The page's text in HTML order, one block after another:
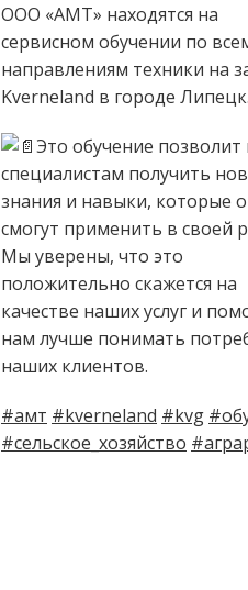
ООО «АМТ» находятся на
сервисном обучении по
направлениям техники на
Kverneland в городе Липецк.
Это обучение
специалистам получить
знания и навыки, которые
смогут применить в своей
Мы уверены, что это
положительно скажется на
качестве наших услуг и
нам лучше понимать
наших клиентов.
#амт #kverneland #kvg
#сельское_хозяйство